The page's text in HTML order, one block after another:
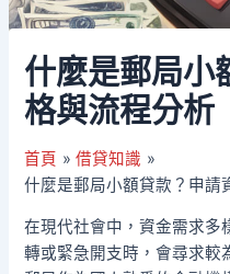
什麼是郵局小
格與流程分析
首頁
借貸知識
什麼是郵局小額貸款？申請
在現代社會中，資金需求多
轉或緊急開支時，會尋求較